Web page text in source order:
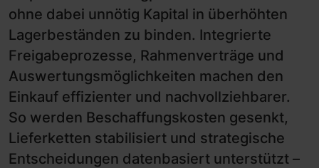
ohne dabei unnötig Kapital in überhöhten
Lagerbeständen zu binden. Integrierte
Freigabeprozesse, Rahmenverträge und
Auswertungsmöglichkeiten machen den
Einkauf effizienter und nachvollziehbarer.
So werden Beschaffungskosten gesenkt,
Lieferketten stabilisiert und strategische
Entscheidungen datenbasiert unterstützt –